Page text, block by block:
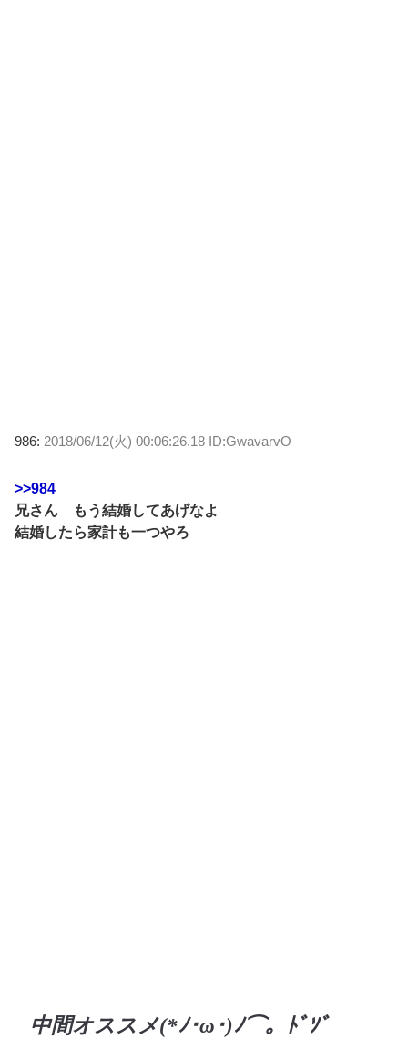
986: 2018/06/12(火) 00:06:26.18 ID:GwavarvO
>>984
兄さん もう結婚してあげなよ
結婚したら家計も一つやろ
中間オススメ(*ﾉ･ω･)ﾉ⌒。ﾄﾞｿﾞ